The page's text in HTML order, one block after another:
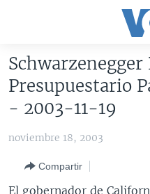
accesibilidad
contenido
Salte
principal
AMÉRICA DEL NORTE
ELECCIONES EEUU 2024
VOA VERIFICA
ARGENTINA
CHINA EN AMÉRICA LATINA
Schwarzenegger
Presupuestario
- 2003-11-19
noviembre 18, 2003
Compartir
El gobernador de